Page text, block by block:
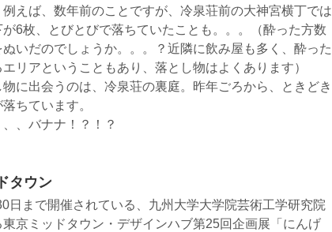
えば、数年前のことですが、冷泉荘前の大神宮横丁では
6枚、とびとびで落ちていたことも。。。（酔った方数
いだのでしょうか。。。？近隣に飲み屋も多く、酔った
リアということもあり、落とし物はよくあります）
に出会うのは、冷泉荘の裏庭。昨年ごろから、ときどき
ちています。
、バナナ！？！？
タウン
日まで開催されている、九州大学大学院芸術工学研究院
京ミッドタウン・デザインハブ第25回企画展「にんげ